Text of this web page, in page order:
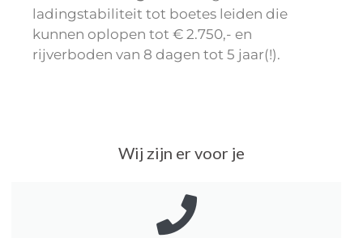
ladingstabiliteit tot boetes leiden die
kunnen oplopen tot € 2.750,- en
rijverboden van 8 dagen tot 5 jaar(!).
Wij zijn er voor je